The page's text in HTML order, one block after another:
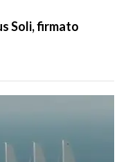
Soli, firmato